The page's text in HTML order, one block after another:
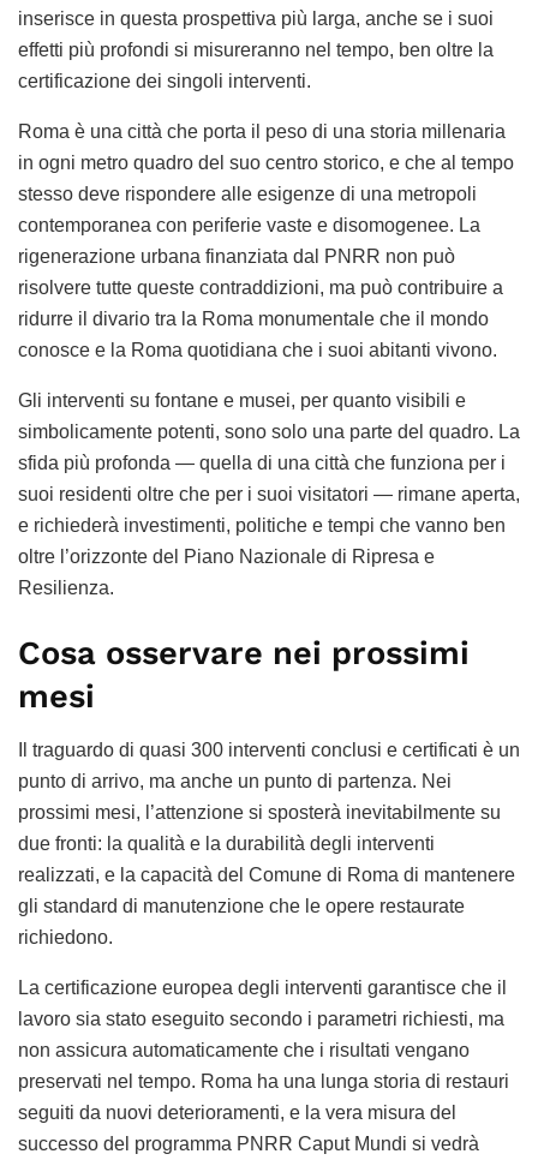
inserisce in questa prospettiva più larga, anche se i suoi
effetti più profondi si misureranno nel tempo, ben oltre la
certificazione dei singoli interventi.
Roma è una città che porta il peso di una storia millenaria
in ogni metro quadro del suo centro storico, e che al tempo
stesso deve rispondere alle esigenze di una metropoli
contemporanea con periferie vaste e disomogenee. La
rigenerazione urbana finanziata dal PNRR non può
risolvere tutte queste contraddizioni, ma può contribuire a
ridurre il divario tra la Roma monumentale che il mondo
conosce e la Roma quotidiana che i suoi abitanti vivono.
Gli interventi su fontane e musei, per quanto visibili e
simbolicamente potenti, sono solo una parte del quadro. La
sfida più profonda — quella di una città che funziona per i
suoi residenti oltre che per i suoi visitatori — rimane aperta,
e richiederà investimenti, politiche e tempi che vanno ben
oltre l’orizzonte del Piano Nazionale di Ripresa e
Resilienza.
Cosa osservare nei prossimi
mesi
Il traguardo di quasi 300 interventi conclusi e certificati è un
punto di arrivo, ma anche un punto di partenza. Nei
prossimi mesi, l’attenzione si sposterà inevitabilmente su
due fronti: la qualità e la durabilità degli interventi
realizzati, e la capacità del Comune di Roma di mantenere
gli standard di manutenzione che le opere restaurate
richiedono.
La certificazione europea degli interventi garantisce che il
lavoro sia stato eseguito secondo i parametri richiesti, ma
non assicura automaticamente che i risultati vengano
preservati nel tempo. Roma ha una lunga storia di restauri
seguiti da nuovi deterioramenti, e la vera misura del
successo del programma PNRR Caput Mundi si vedrà